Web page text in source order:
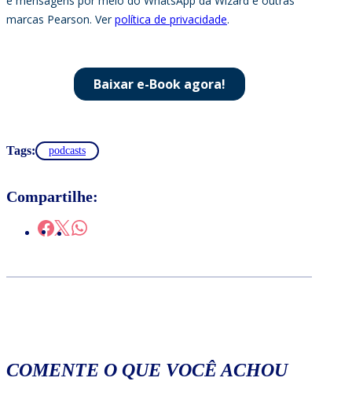
Tags: podcasts
Compartilhe:
COMENTE O QUE VOCÊ ACHOU